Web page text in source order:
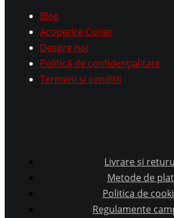
Blog
Acoperire Curier
Despre noi
Politică de confidențialitate
Termeni si conditii
Livrare si
Metode de
Politica de
Regulamente